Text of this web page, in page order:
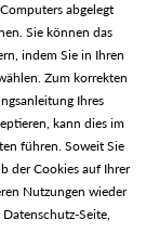
Unsere
bitte der
).
abgelegt
Sie können das
indem Sie in Ihren
Zum korrekten
Ihres
kann dies im
führen. Soweit Sie
der Cookies auf Ihrer
Nutzungen wieder
Seite,